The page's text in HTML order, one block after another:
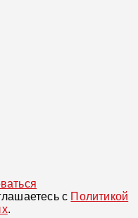
с Политикой
.